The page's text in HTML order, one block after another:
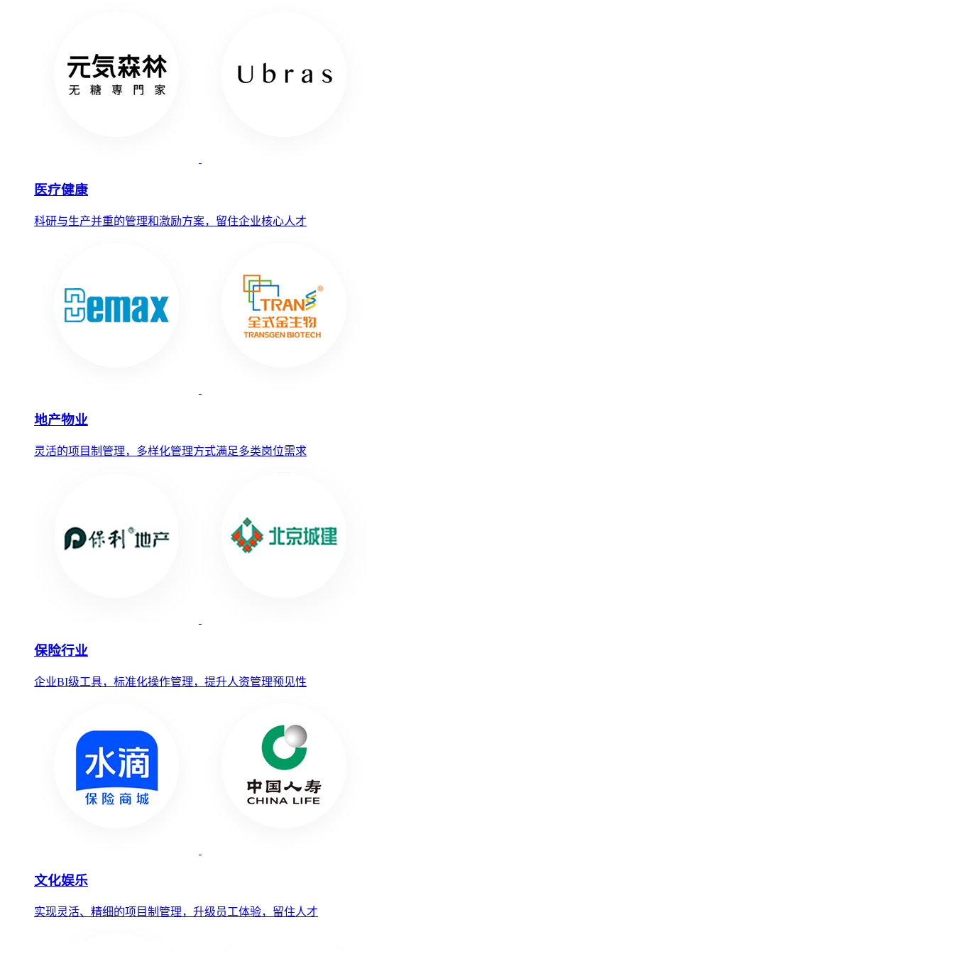
医疗健康
科研与生产并重的管理和激励方案，留住企业核心人才
地产物业
灵活的项目制管理，多样化管理方式满足多类岗位需求
保险行业
企业BI级工具，标准化操作管理，提升人资管理预见性
文化娱乐
实现灵活、精细的项目制管理，升级员工体验，留住人才